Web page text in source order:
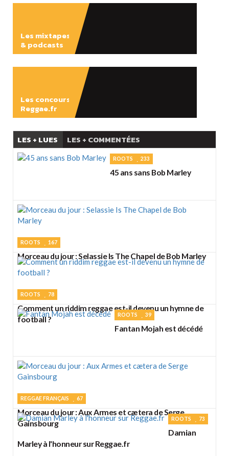
Les mixtapes
& podcasts
Les concours
Reggae.fr
LES + LUES LES + COMMENTÉES
ROOTS 233
45 ans sans Bob Marley
ROOTS 167
Morceau du jour : Selassie Is The Chapel de Bob Marley
ROOTS 78
Comment un riddim reggae est-il devenu un hymne de
football ?
ROOTS 39
Fantan Mojah est décédé
REGGAE FRANÇAIS 67
Morceau du jour : Aux Armes et cætera de Serge
Gainsbourg
ROOTS 73
Damian
Marley à l'honneur sur Reggae.fr